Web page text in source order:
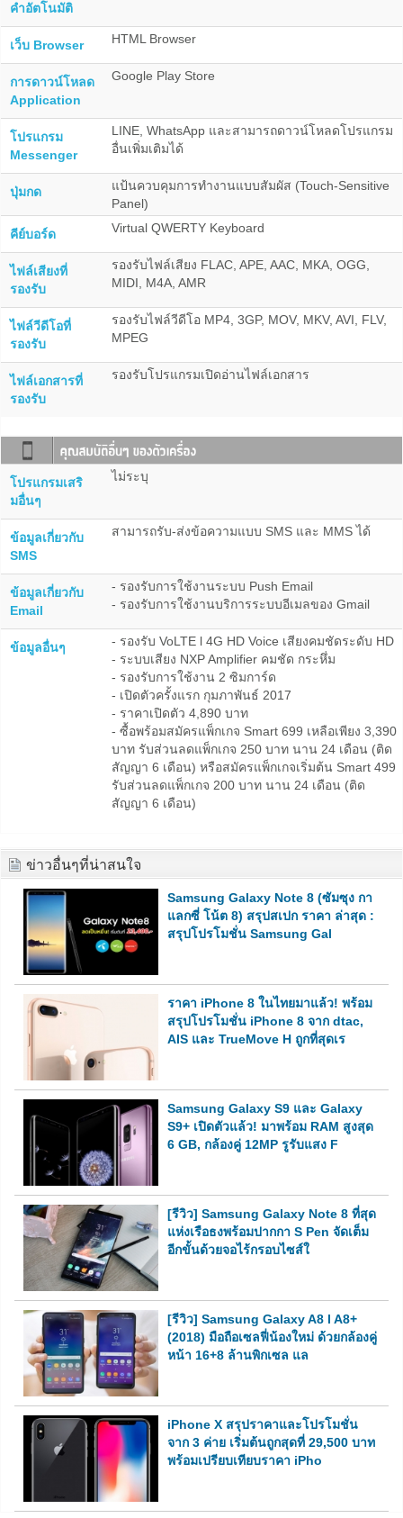
คำอัตโนมัติ
เว็บ Browser HTML Browser
การดาวน์โหลด
Application
Google Play Store
โปรแกรม
Messenger
LINE, WhatsApp และสามารถดาวน์โหลดโปรแกรม
อื่นเพิ่มเติมได้
ปุ่มกด
แป้นควบคุมการทำงานแบบสัมผัส (Touch-Sensitive
Panel)
คีย์บอร์ด Virtual QWERTY Keyboard
ไฟล์เสียงที่
รองรับ
รองรับไฟล์เสียง FLAC, APE, AAC, MKA, OGG,
MIDI, M4A, AMR
ไฟล์วีดีโอที่
รองรับ
รองรับไฟล์วีดีโอ MP4, 3GP, MOV, MKV, AVI, FLV,
MPEG
ไฟล์เอกสารที่
รองรับ
รองรับโปรแกรมเปิดอ่านไฟล์เอกสาร
โปรแกรมเสริ
มอื่นๆ
ไม่ระบุ
ข้อมูลเกี่ยวกับ
SMS
สามารถรับ-ส่งข้อความแบบ SMS และ MMS ได้
ข้อมูลเกี่ยวกับ
Email
- รองรับการใช้งานระบบ Push Email
- รองรับการใช้งานบริการระบบอีเมลของ Gmail
ข้อมูลอื่นๆ
- รองรับ VoLTE l 4G HD Voice เสียงคมชัดระดับ HD
- ระบบเสียง NXP Amplifier คมชัด กระหึ่ม
- รองรับการใช้งาน 2 ซิมการ์ด
- เปิดตัวครั้งแรก กุมภาพันธ์ 2017
- ราคาเปิดตัว 4,890 บาท
- ซื้อพร้อมสมัครแพ็กเกจ Smart 699 เหลือเพียง 3,390
บาท รับส่วนลดแพ็กเกจ 250 บาท นาน 24 เดือน (ติด
สัญญา 6 เดือน) หรือสมัครแพ็กเกจเริ่มต้น Smart 499
รับส่วนลดแพ็กเกจ 200 บาท นาน 24 เดือน (ติด
สัญญา 6 เดือน)
ข่าวอื่นๆที่น่าสนใจ
Samsung Galaxy Note 8 (ซัมซุง กา
แลกซี่ โน้ต 8) สรุปสเปก ราคา ล่าสุด :
สรุปโปรโมชั่น Samsung Gal
ราคา iPhone 8 ในไทยมาแล้ว! พร้อม
สรุปโปรโมชั่น iPhone 8 จาก dtac,
AIS และ TrueMove H ถูกที่สุดเร
Samsung Galaxy S9 และ Galaxy
S9+ เปิดตัวแล้ว! มาพร้อม RAM สูงสุด
6 GB, กล้องคู่ 12MP รูรับแสง F
[รีวิว] Samsung Galaxy Note 8 ที่สุด
แห่งเรือธงพร้อมปากกา S Pen จัดเต็ม
อีกขั้นด้วยจอไร้กรอบไซส์ใ
[รีวิว] Samsung Galaxy A8 l A8+
(2018) มือถือเซลฟี่น้องใหม่ ด้วยกล้องคู่
หน้า 16+8 ล้านพิกเซล แล
iPhone X สรุปราคาและโปรโมชั่น
จาก 3 ค่าย เริ่มต้นถูกสุดที่ 29,500 บาท
พร้อมเปรียบเทียบราคา iPho